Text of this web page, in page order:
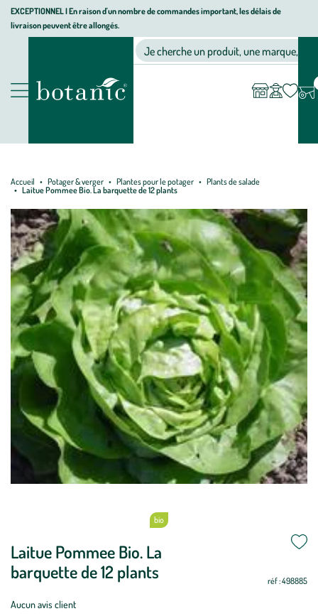
Aller
Aller
au
Aller
au
page
EXCEPTIONNEL I En raison d'un nombre de commandes important, les délais de
livraison peuvent être allongés.
Nos produits
Jardinerie écologique, animalerie, décoration, alimentation bio
Je cherche un produit, une marque, un
compte
Accueil Potager & verger Plantes pour le potager
Plants de salade
Laitue Pommee Bio. La barquette de 12 plants
bio
Laitue Pommee Bio. La
barquette de 12 plants
réf : 498885
Aucun avis client
Période
plantation
Non
Non
Oui
Oui
Oui
Oui
Oui
Oui
Oui
Oui
Non
Non